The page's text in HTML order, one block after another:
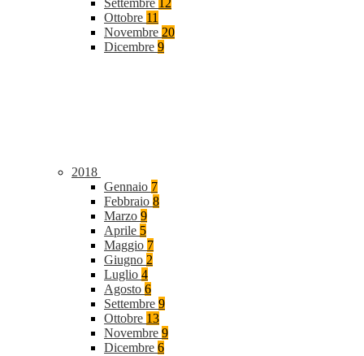
Settembre
12
Ottobre 11
Novembre 20
Dicembre 9
2018
Gennaio 7
Febbraio 8
Marzo 9
Aprile 5
Maggio 7
Giugno 2
Luglio 4
Agosto 6
Settembre 9
Ottobre 13
Novembre 9
Dicembre 6